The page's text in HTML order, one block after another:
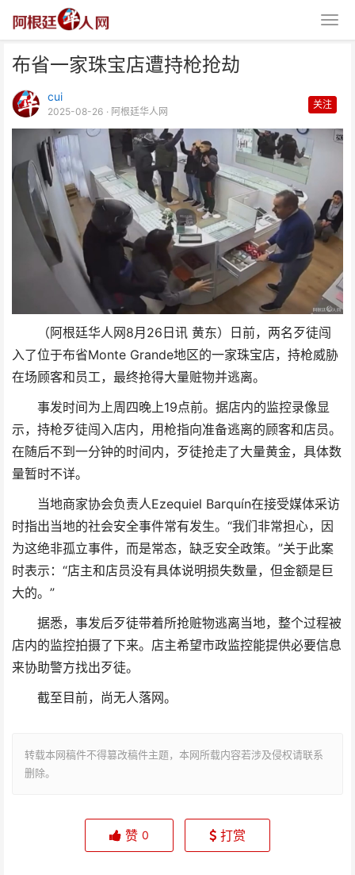
布省一家珠宝店遭持枪抢劫
cui
2025-08-26 · 阿根廷华人网
关注
（阿根廷华人网8月26日讯 黄东）日前，两名歹徒闯
入了位于布省Monte Grande地区的一家珠宝店，持枪威胁
在场顾客和员工，最终抢得大量赃物并逃离。
事发时间为上周四晚上19点前。据店内的监控录像显
示，持枪歹徒闯入店内，用枪指向准备逃离的顾客和店员。
在随后不到一分钟的时间内，歹徒抢走了大量黄金，具体数
量暂时不详。
当地商家协会负责人Ezequiel Barquín在接受媒体采访
时指出当地的社会安全事件常有发生。“我们非常担心，因
为这绝非孤立事件，而是常态，缺乏安全政策。”关于此案
时表示：“店主和店员没有具体说明损失数量，但金额是巨
大的。”
据悉，事发后歹徒带着所抢赃物逃离当地，整个过程被
店内的监控拍摄了下来。店主希望市政监控能提供必要信息
来协助警方找出歹徒。
截至目前，尚无人落网。
转载本网稿件不得篡改稿件主题，本网所载内容若涉及侵权请联系
删除。
布省一家珠宝店遭持枪抢劫
赞 0 打赏